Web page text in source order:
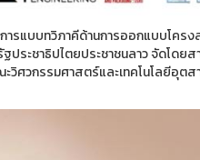
ารแบบทวิภาคีด้านการออกแบบโคร
ะชาธิปไตยประชาชนลาว จัดโดยส
วกรรมศาสตร์และเทคโนโลยีอุต